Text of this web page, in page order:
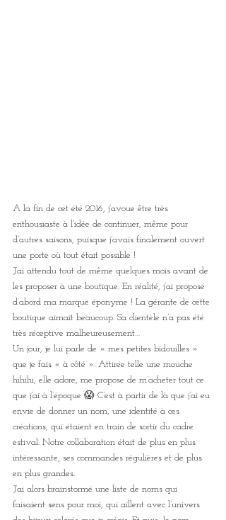
A la fin de cet été 2016, j’avoue être très
enthousiaste à l’idée de continuer, même pour
d’autres saisons, puisque j’avais finalement ouvert
une porte où tout était possible !
J’ai attendu tout de même quelques mois avant de
les proposer à une boutique. En réalité, j’ai proposé
d’abord ma marque éponyme ! La gérante de cette
boutique aimait beaucoup. Sa clientèle n’a pas été
très réceptive malheureusement…
Un jour, je lui parle de « mes petites bidouilles »
que je fais « à côté ». Attirée telle une mouche
hihihi, elle adore, me propose de m’acheter tout ce
que j’ai à l’époque 😱 C’est à partir de là que j’ai eu
envie de donner un nom, une identité à ces
créations, qui étaient en train de sortir du cadre
estival. Notre collaboration était de plus en plus
intéressante, ses commandes régulières et de plus
en plus grandes.
J’ai alors brainstormé une liste de noms qui
faisaient sens pour moi, qui aillent avec l’univers